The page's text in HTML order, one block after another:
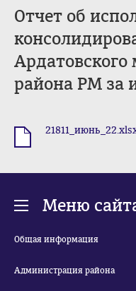
Отчет об
района РМ за
Меню
Общая информация
Администрация района